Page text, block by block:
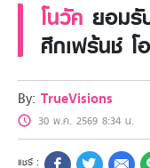
NOW Muay
แพ็กเกจทรูวิ
เคเบิลและจา
สิทธิพิเศษ
สิทธิพิเศษลูก
Showtime
HoReCa
แพ็กเกจสำห
โนวัค ยอมรั
ศึกเฟร้นช์ โ
By: TrueVisions
30 พ.ค. 2569 8:34 น.